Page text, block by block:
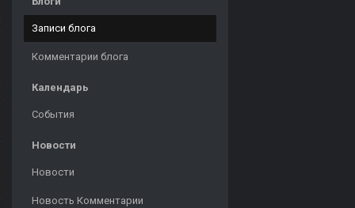
Записи блога
Комментарии блога
Календарь
События
Новости
Новости
Новость Комментарии